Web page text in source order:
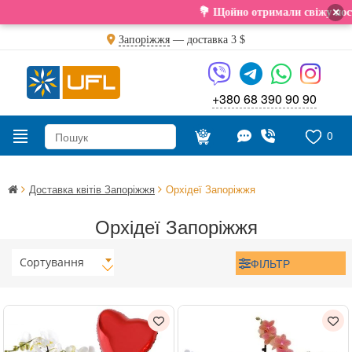
💐 Щойно отримали свіжу поставку.
×
Запоріжжя — доставка 3 $
+380 68 390 90 90
0
Доставка квітів Запоріжжя Орхідеї Запоріжжя
Орхідеї Запоріжжя
Сортування ФІЛЬТР